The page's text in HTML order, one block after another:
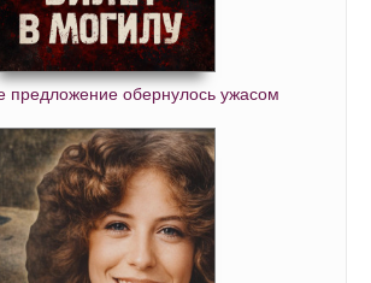
предложение обернулось ужасом